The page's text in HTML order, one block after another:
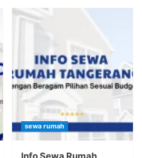
sewa rumah